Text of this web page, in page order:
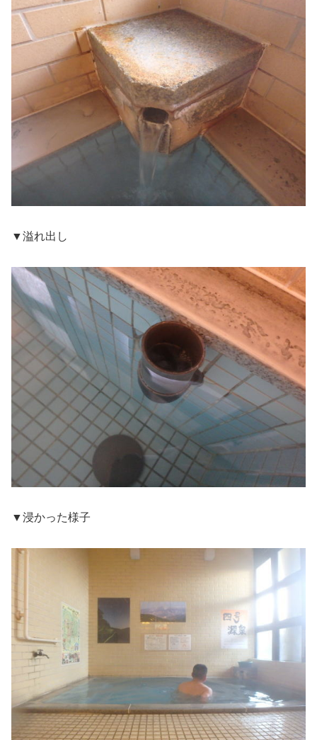
▼溢れ出し
▼浸かった様子